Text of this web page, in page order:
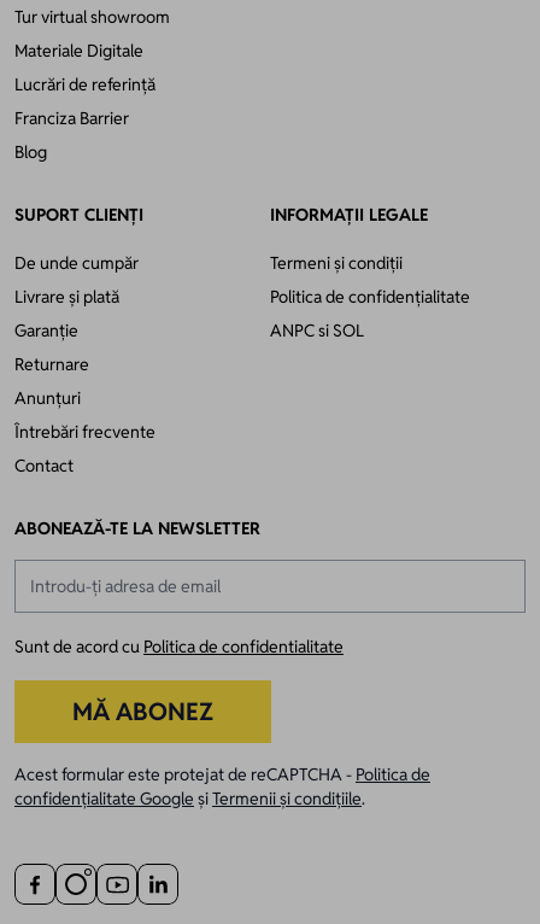
Tur virtual showroom
Materiale Digitale
Lucrări de referință
Franciza Barrier
Blog
SUPORT CLIENȚI
De unde cumpăr
Livrare și plată
Garanție
Returnare
Anunțuri
Întrebări frecvente
Contact
INFORMAȚII LEGALE
Termeni și condiții
Politica de confidențialitate
ANPCsi SOL
ABONEAZĂ-TE LA NEWSLETTER
Sunt de acord cu Politica de confidentialitate
MĂ ABONEZ
Acest formular este protejat de reCAPTCHA - Politica de
confidențialitate Google șiTermenii și condițiile.